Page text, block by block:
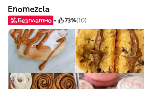
Enomezcla
Безплатно 73%(10)